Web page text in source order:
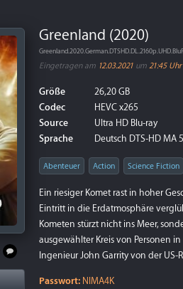
Greenland (2020)
Eingetragen am 12.03.2021 um 21:45 Uhr
Größe
26,20 GB
Codec
HEVC x265
Source
Ultra HD Blu-ray
Sprache
Deutsch DTS-HD MA
Abenteuer Action Science Fiction
Ein riesiger Komet rast in hoher
Eintritt in die Erdatmosphäre
Kometen stürzt nicht ins Meer,
ausgewählter Kreis von Personen
Ingenieur John Garrity von der
Passwort: NIMA4K